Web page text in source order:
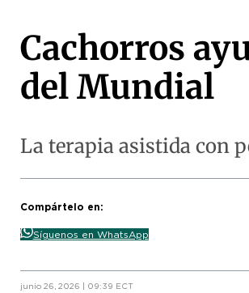
Cachorros
del Mundial
La terapia asistida con
Compártelo en:
Síguenos en WhatsApp
junio 26, 2026 | 09:39 ECT